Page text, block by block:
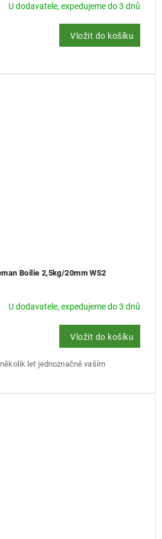
U dodavatele, expedujeme do 3 dnů
Vložit do košíku
Boilie 2,5kg/20mm WS2
U dodavatele, expedujeme do 3 dnů
Vložit do košíku
let jednoznačně vaším